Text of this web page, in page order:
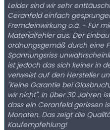
Leider sind wir sehr
Ceranfeld einfach
Fremdeinwirkung o.ä. - Für
Materialfehler aus. Der
ordnungsgemäß durch eine
Spannungsriss
ist jedoch das sich keiner in
verweist auf den Hersteller
"Keine Garantie bei
wir nicht". In über 30 Jahren
dass ein Ceranfeld gerissen
Monaten. Das zeigt die
Kaufempfehlung!